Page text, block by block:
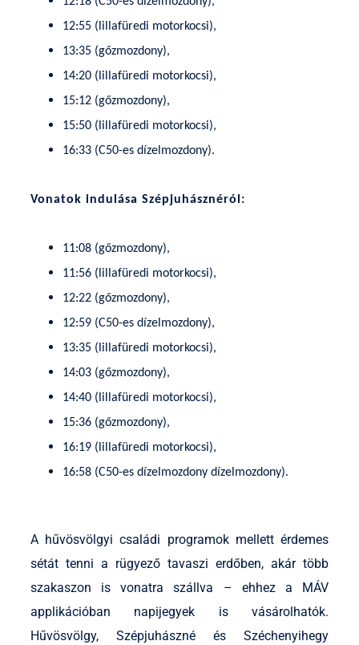
12:55 (lillafüredi motorkocsi),
13:35 (gőzmozdony),
14:20 (lillafüredi motorkocsi),
15:12 (gőzmozdony),
15:50 (lillafüredi motorkocsi),
16:33 (C50-es dízelmozdony).
Vonatok indulása Szépjuhásznéról:
11:08 (gőzmozdony),
11:56 (lillafüredi motorkocsi),
12:22 (gőzmozdony),
12:59 (C50-es dízelmozdony),
13:35 (lillafüredi motorkocsi),
14:03 (gőzmozdony),
14:40 (lillafüredi motorkocsi),
15:36 (gőzmozdony),
16:19 (lillafüredi motorkocsi),
16:58 (C50-es dízelmozdony dízelmozdony).
A hűvösvölgyi családi programok mellett érdemes
sétát tenni a rügyező tavaszi erdőben, akár több
szakaszon is vonatra szállva – ehhez a MÁV
applikációban napijegyek is vásárolhatók.
Hűvösvölgy, Szépjuhászné és Széchenyihegy